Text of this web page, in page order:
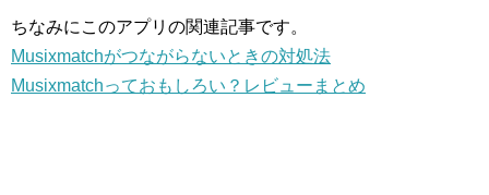
ちなみにこのアプリの関連記事です。
Musixmatchがつながらないときの対処法
Musixmatchっておもしろい？レビューまとめ